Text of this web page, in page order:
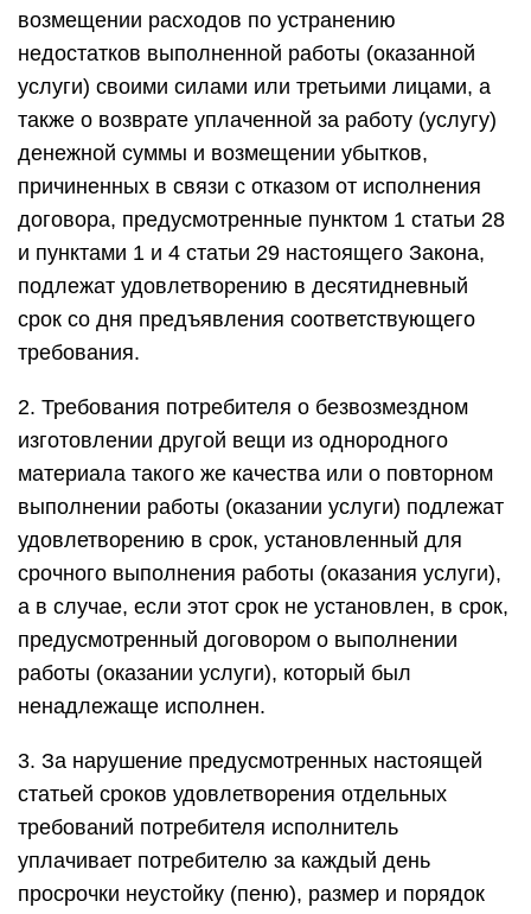
возмещении расходов по устранению
недостатков выполненной работы (оказанной
услуги) своими силами или третьими лицами, а
также о возврате уплаченной за работу (услугу)
денежной суммы и возмещении убытков,
причиненных в связи с отказом от исполнения
договора, предусмотренные пунктом 1 статьи 28
и пунктами 1 и 4 статьи 29 настоящего Закона,
подлежат удовлетворению в десятидневный
срок со дня предъявления соответствующего
требования.
2. Требования потребителя о безвозмездном
изготовлении другой вещи из однородного
материала такого же качества или о повторном
выполнении работы (оказании услуги) подлежат
удовлетворению в срок, установленный для
срочного выполнения работы (оказания услуги),
а в случае, если этот срок не установлен, в срок,
предусмотренный договором о выполнении
работы (оказании услуги), который был
ненадлежаще исполнен.
3. За нарушение предусмотренных настоящей
статьей сроков удовлетворения отдельных
требований потребителя исполнитель
уплачивает потребителю за каждый день
просрочки неустойку (пеню), размер и порядок